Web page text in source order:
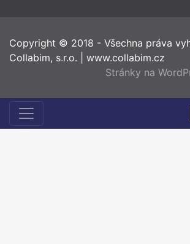
Copyright © 2018 - Všechna práva
Collabim, s.r.o.
www.collabim.cz
Stránky na